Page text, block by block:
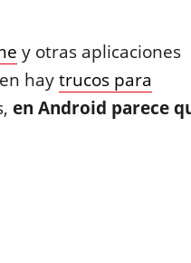
y otras aplicaciones
haytrucos para
en Android parece